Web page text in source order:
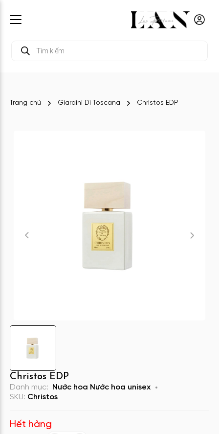
kiếm
Trang chủ Giardini Di Toscana Christos EDP
Christos EDP
Danh mục: Nước hoa Nước hoa unisex
SKU: Christos
Hết hàng